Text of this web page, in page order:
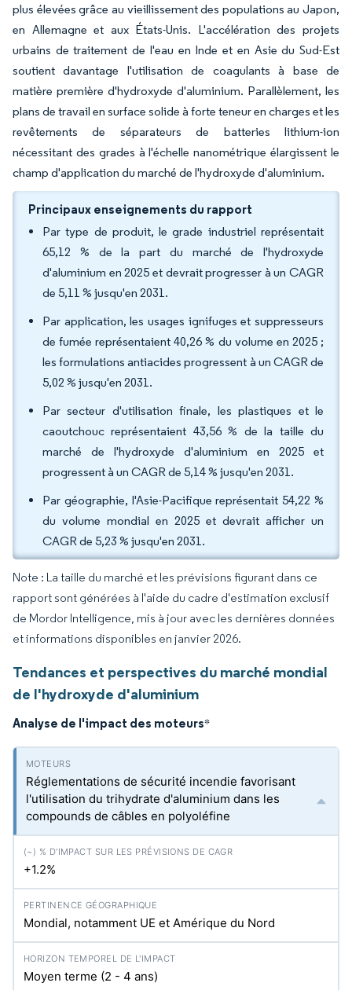
plus élevées grâce au vieillissement des populations au Japon,
en Allemagne et aux États-Unis. L'accélération des projets
urbains de traitement de l'eau en Inde et en Asie du Sud-Est
soutient davantage l'utilisation de coagulants à base de
matière première d'hydroxyde d'aluminium. Parallèlement, les
plans de travail en surface solide à forte teneur en charges et les
revêtements de séparateurs de batteries lithium-ion
nécessitant des grades à l'échelle nanométrique élargissent le
champ d'application du marché de l'hydroxyde d'aluminium.
Principaux enseignements du rapport
Par type de produit, le grade industriel représentait
65,12 % de la part du marché de l'hydroxyde
d'aluminium en 2025 et devrait progresser à un CAGR
de 5,11 % jusqu'en 2031.
Par application, les usages ignifuges et suppresseurs
de fumée représentaient 40,26 % du volume en 2025 ;
les formulations antiacides progressent à un CAGR de
5,02 % jusqu'en 2031.
Par secteur d'utilisation finale, les plastiques et le
caoutchouc représentaient 43,56 % de la taille du
marché de l'hydroxyde d'aluminium en 2025 et
progressent à un CAGR de 5,14 % jusqu'en 2031.
Par géographie, l'Asie-Pacifique représentait 54,22 %
du volume mondial en 2025 et devrait afficher un
CAGR de 5,23 % jusqu'en 2031.
Note : La taille du marché et les prévisions figurant dans ce
rapport sont générées à l'aide du cadre d'estimation exclusif
de Mordor Intelligence, mis à jour avec les dernières données
et informations disponibles en janvier 2026.
Tendances et perspectives du marché mondial
de l'hydroxyde d'aluminium
Analyse de l'impact des moteurs*
Réglementations de sécurité incendie favorisant
l'utilisation du trihydrate d'aluminium dans les
compounds de câbles en polyoléfine
+1.2%
Mondial, notamment UE et Amérique du Nord
Moyen terme (2 - 4 ans)